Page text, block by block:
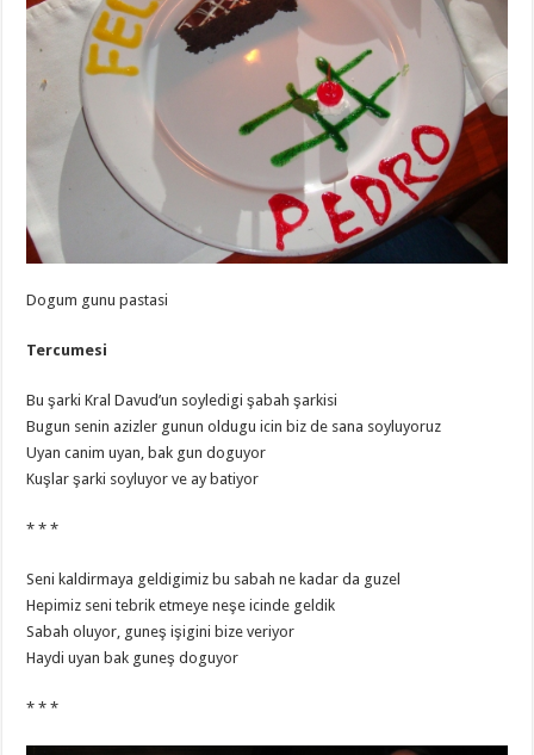
Dogum gunu pastasi
Tercumesi
Bu şarki Kral Davud’un soyledigi şabah şarkisi
Bugun senin azizler gunun oldugu icin biz de sana soyluyoruz
Uyan canim uyan, bak gun doguyor
Kuşlar şarki soyluyor ve ay batiyor
* * *
Seni kaldirmaya geldigimiz bu sabah ne kadar da guzel
Hepimiz seni tebrik etmeye neşe icinde geldik
Sabah oluyor, guneş işigini bize veriyor
Haydi uyan bak guneş doguyor
* * *